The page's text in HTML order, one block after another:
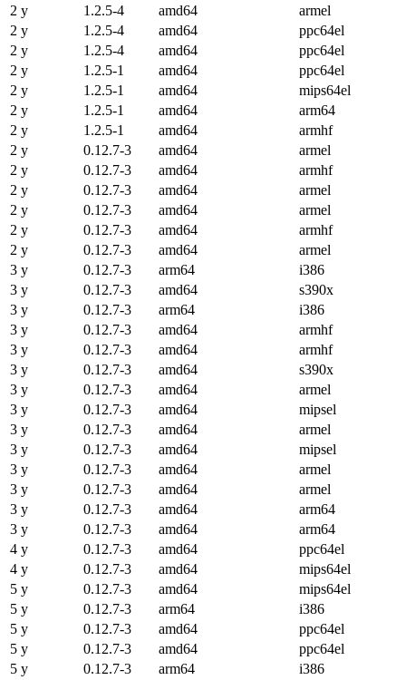
2 y
1.2.5-4 amd64
armel
2 y
1.2.5-4 amd64
ppc64el
2 y
1.2.5-4 amd64
ppc64el
2 y
1.2.5-1 amd64
ppc64el
2 y
1.2.5-1 amd64
mips64el
2 y
1.2.5-1 amd64
arm64
2 y
1.2.5-1 amd64
armhf
2 y
0.12.7-3 amd64
armel
2 y
0.12.7-3 amd64
armhf
2 y
0.12.7-3 amd64
armel
2 y
0.12.7-3 amd64
armel
2 y
0.12.7-3 amd64
armhf
2 y
0.12.7-3 amd64
armel
3 y
0.12.7-3 arm64
i386
3 y
0.12.7-3 amd64
s390x
3 y
0.12.7-3 arm64
i386
3 y
0.12.7-3 amd64
armhf
3 y
0.12.7-3 amd64
armhf
3 y
0.12.7-3 amd64
s390x
3 y
0.12.7-3 amd64
armel
3 y
0.12.7-3 amd64
mipsel
3 y
0.12.7-3 amd64
armel
3 y
0.12.7-3 amd64
mipsel
3 y
0.12.7-3 amd64
armel
3 y
0.12.7-3 amd64
armel
3 y
0.12.7-3 amd64
arm64
3 y
0.12.7-3 amd64
arm64
4 y
0.12.7-3 amd64
ppc64el
4 y
0.12.7-3 amd64
mips64el
5 y
0.12.7-3 amd64
mips64el
5 y
0.12.7-3 arm64
i386
5 y
0.12.7-3 amd64
ppc64el
5 y
0.12.7-3 amd64
ppc64el
5 y
0.12.7-3 arm64
i386